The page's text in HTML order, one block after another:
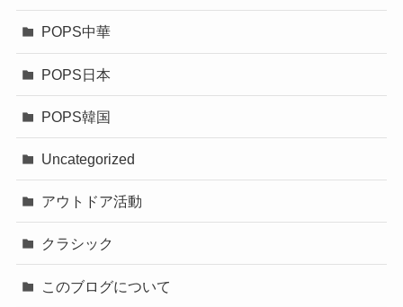
POPS中華
POPS日本
POPS韓国
Uncategorized
アウトドア活動
クラシック
このブログについて